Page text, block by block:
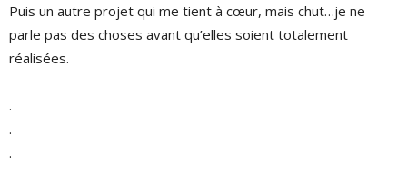
Puis un autre projet qui me tient à cœur, mais chut…je ne
parle pas des choses avant qu’elles soient totalement
réalisées.
.
.
.